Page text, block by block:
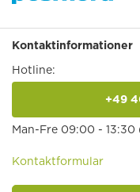
Kontaktinformationer
Hotline:
+49
Man-Fre 09:00 -
Kontaktformular